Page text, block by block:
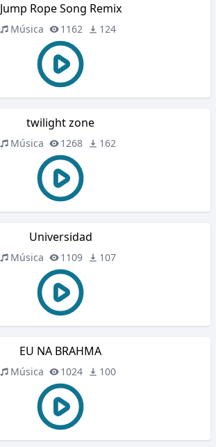
Jump Rope Song Remix
Música 1162 124
twilight zone
Música 1268 162
Universidad
Música 1109 107
EU NA BRAHMA
Música 1024 100